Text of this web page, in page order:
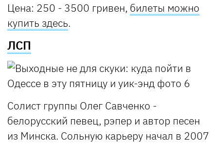
Цена: 250 - 3500 гривен, билеты можно
купить здесь.
ЛСП
Солист группы Олег Савченко -
белорусский певец, рэпер и автор песен
из Минска. Сольную карьеру начал в 2007